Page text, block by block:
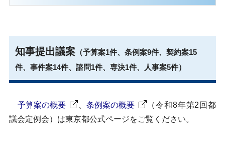
知事提出議案（予算案1件、条例案9件、契約案15
件、事件案14件、諮問1件、専決1件、人事案5件）
予算案の概要 、条例案の概要
（令和8年第2回都
議会定例会）は東京都公式ページをご覧ください。